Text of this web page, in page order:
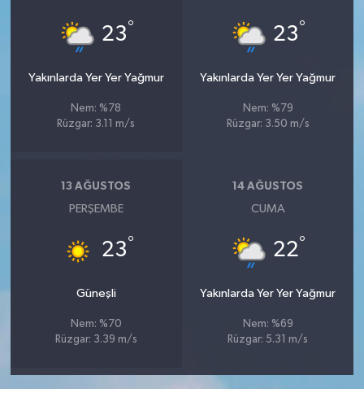
23°
Yakınlarda Yer Yer Yağmur
Nem: %78
Rüzgar: 3.11 m/s
23°
Yakınlarda Yer Yer Yağmur
Nem: %79
Rüzgar: 3.50 m/s
13 AĞUSTOS
PERŞEMBE
23°
Güneşli
Nem: %70
Rüzgar: 3.39 m/s
14 AĞUSTOS
CUMA
22°
Yakınlarda Yer Yer Yağmur
Nem: %69
Rüzgar: 5.31 m/s